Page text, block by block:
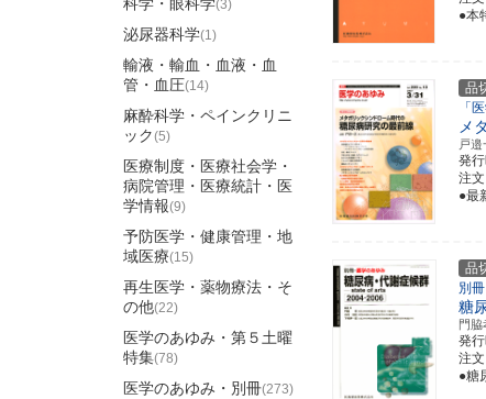
●本
品
「
メ
戸
発
注
●最
品
別
糖
門
発
注
●糖
科学・眼科学(3)
泌尿器科学(1)
輸液・輸血・血液・血
管・血圧(14)
麻酔科学・ペインクリニ
ック(5)
医療制度・医療社会学・
病院管理・医療統計・医
学情報(9)
予防医学・健康管理・地
域医療(15)
再生医学・薬物療法・そ
の他(22)
医学のあゆみ・第５土曜
特集(78)
医学のあゆみ・別冊(273)